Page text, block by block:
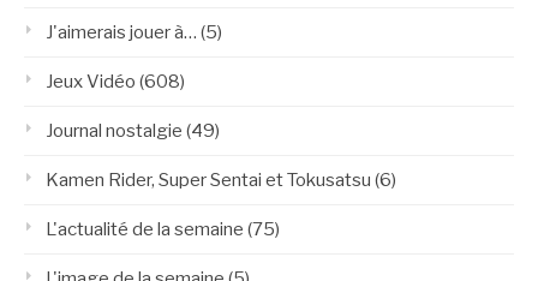
J'aimerais jouer à… (5)
Jeux Vidéo (608)
Journal nostalgie (49)
Kamen Rider, Super Sentai et Tokusatsu (6)
L'actualité de la semaine (75)